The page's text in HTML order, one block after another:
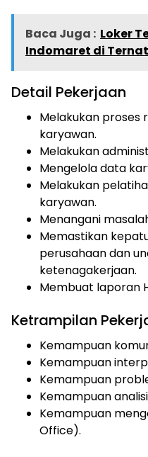
Baca Juga : Loker
Indomaret di
Detail Pekerjaan
Melakukan proses
karyawan.
Melakukan
Mengelola data
Melakukan
karyawan.
Menangani
Memastikan
perusahaan dan
ketenagakerjaan.
Membuat laporan
Ketrampilan
Kemampuan
Kemampuan
Kemampuan
Kemampuan
Kemampuan
Office).